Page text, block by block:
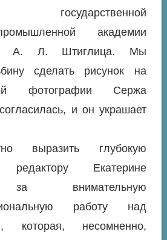
государственной
промышленной академии
А. Л. Штиглица. Мы
сделать рисунок на
фотографии Сержа
и он украшает
выразить глубокую
редактору Екатерине
за внимательную
работу над
которая, несомненно,